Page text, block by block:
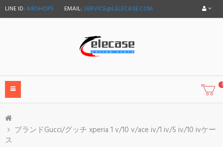
LINE ID: AIRSHOPS EMAIL: SERVICE@LELECASE.COM
ブランドGucci/グッチ xperia 1 v/10 v/ace iv/1 iv/5 iv/10 ivケー
ス